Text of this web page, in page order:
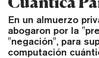
En un almuerzo
abogaron por la
"negación", para
computación